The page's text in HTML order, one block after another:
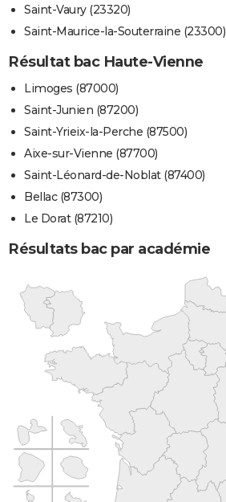
Saint-Vaury (23320)
Saint-Maurice-la-Souterraine (23300)
Résultat bac Haute-Vienne
Limoges (87000)
Saint-Junien (87200)
Saint-Yrieix-la-Perche (87500)
Aixe-sur-Vienne (87700)
Saint-Léonard-de-Noblat (87400)
Bellac (87300)
Le Dorat (87210)
Résultats bac par académie